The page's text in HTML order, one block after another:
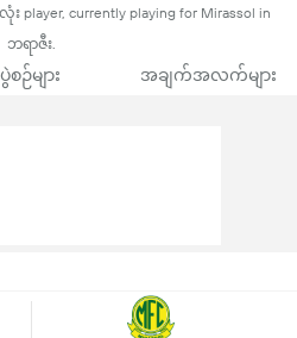
player, currently playing for Mirassol in
ဘရာဇီး.
ပွဲစဉ်များ အချက်အလက်များ